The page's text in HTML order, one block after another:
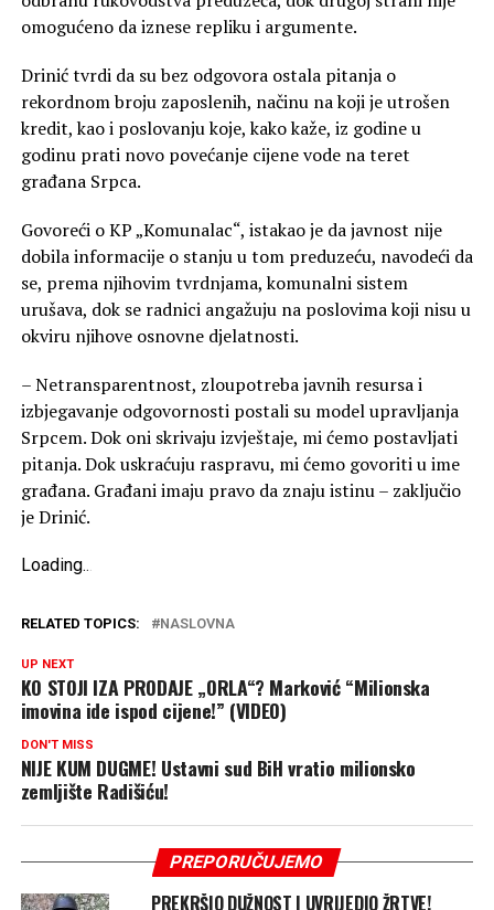
omogućeno da iznese repliku i argumente.
Drinić tvrdi da su bez odgovora ostala pitanja o
rekordnom broju zaposlenih, načinu na koji je utrošen
kredit, kao i poslovanju koje, kako kaže, iz godine u
godinu prati novo povećanje cijene vode na teret
građana Srpca.
Govoreći o KP „Komunalac“, istakao je da javnost nije
dobila informacije o stanju u tom preduzeću, navodeći da
se, prema njihovim tvrdnjama, komunalni sistem
urušava, dok se radnici angažuju na poslovima koji nisu u
okviru njihove osnovne djelatnosti.
– Netransparentnost, zloupotreba javnih resursa i
izbjegavanje odgovornosti postali su model upravljanja
Srpcem. Dok oni skrivaju izvještaje, mi ćemo postavljati
pitanja. Dok uskraćuju raspravu, mi ćemo govoriti u ime
građana. Građani imaju pravo da znaju istinu – zaključio
je Drinić.
Loading...
RELATED TOPICS: NASLOVNA
UP NEXT
KO STOJI IZA PRODAJE „ORLA“? Marković “Milionska
imovina ide ispod cijene!” (VIDEO)
DON'T MISS
NIJE KUM DUGME! Ustavni sud BiH vratio milionsko
zemljište Radišiću!
PREPORUČUJEMO
PREKRŠIO DUŽNOST I UVRIJEDIO ŽRTVE!